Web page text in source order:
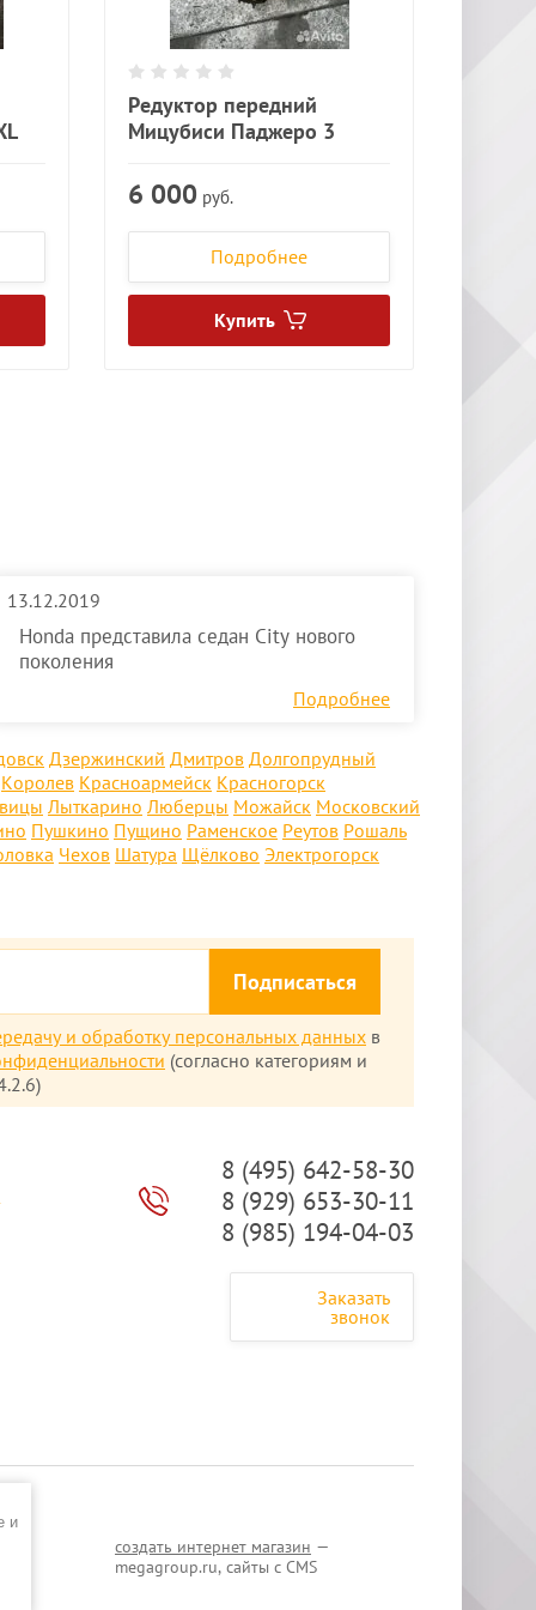
Редуктор передний
Мицубиси Паджеро 3
6 000 руб.
Подробнее
Купить
13.12.2019
Honda представила седан City нового
поколения
Подробнее
Дзержинский Дмитров Долгопрудный
Королев Красноармейск Красногорск
Лыткарино Люберцы Можайск Московский
Пушкино Пущино Раменское Реутов Рошаль
Чехов Шатура Щёлково Электрогорск
и обработку персональных данных в
(согласно категориям и
Подписаться
8 (495) 642-58-30
8 (929) 653-30-11
8 (985) 194-04-03
Заказать
звонок
создать интернет магазин —
megagroup.ru, сайты с CMS
и